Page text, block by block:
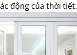
động của thời tiết.